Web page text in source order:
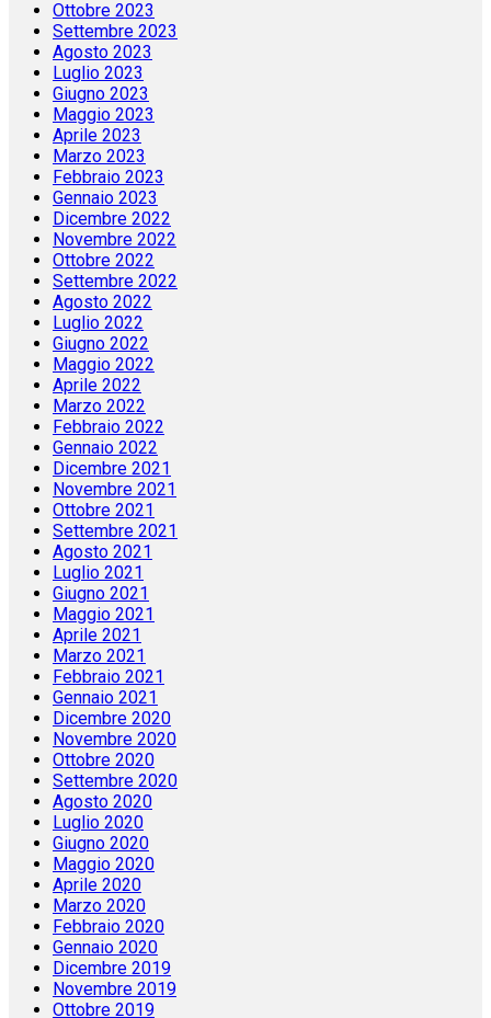
Ottobre 2023
Settembre 2023
Agosto 2023
Luglio 2023
Giugno 2023
Maggio 2023
Aprile 2023
Marzo 2023
Febbraio 2023
Gennaio 2023
Dicembre 2022
Novembre 2022
Ottobre 2022
Settembre 2022
Agosto 2022
Luglio 2022
Giugno 2022
Maggio 2022
Aprile 2022
Marzo 2022
Febbraio 2022
Gennaio 2022
Dicembre 2021
Novembre 2021
Ottobre 2021
Settembre 2021
Agosto 2021
Luglio 2021
Giugno 2021
Maggio 2021
Aprile 2021
Marzo 2021
Febbraio 2021
Gennaio 2021
Dicembre 2020
Novembre 2020
Ottobre 2020
Settembre 2020
Agosto 2020
Luglio 2020
Giugno 2020
Maggio 2020
Aprile 2020
Marzo 2020
Febbraio 2020
Gennaio 2020
Dicembre 2019
Novembre 2019
Ottobre 2019